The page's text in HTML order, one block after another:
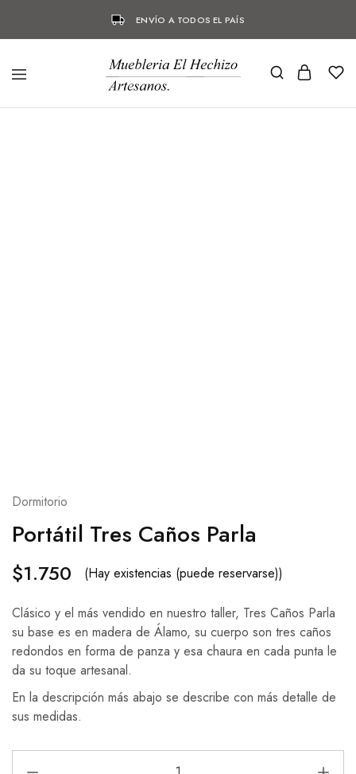
ENVÍO A TODOS EL PAÍS
Dormitorio
Portátil Tres Caños Parla
$1.750 (Hay existencias (puede reservarse))
Clásico y el más vendido en nuestro taller, Tres Caños Parla
su base es en madera de Álamo, su cuerpo son tres caños
redondos en forma de panza y esa chaura en cada punta le
da su toque artesanal.
En la descripción más abajo se describe con más detalle de
sus medidas.